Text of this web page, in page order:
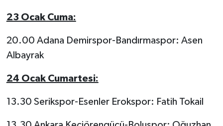
23 Ocak Cuma:
20.00 Adana Demirspor-Bandırmaspor: Asen
Albayrak
24 Ocak Cumartesi:
13.30 Serikspor-Esenler Erokspor: Fatih Tokail